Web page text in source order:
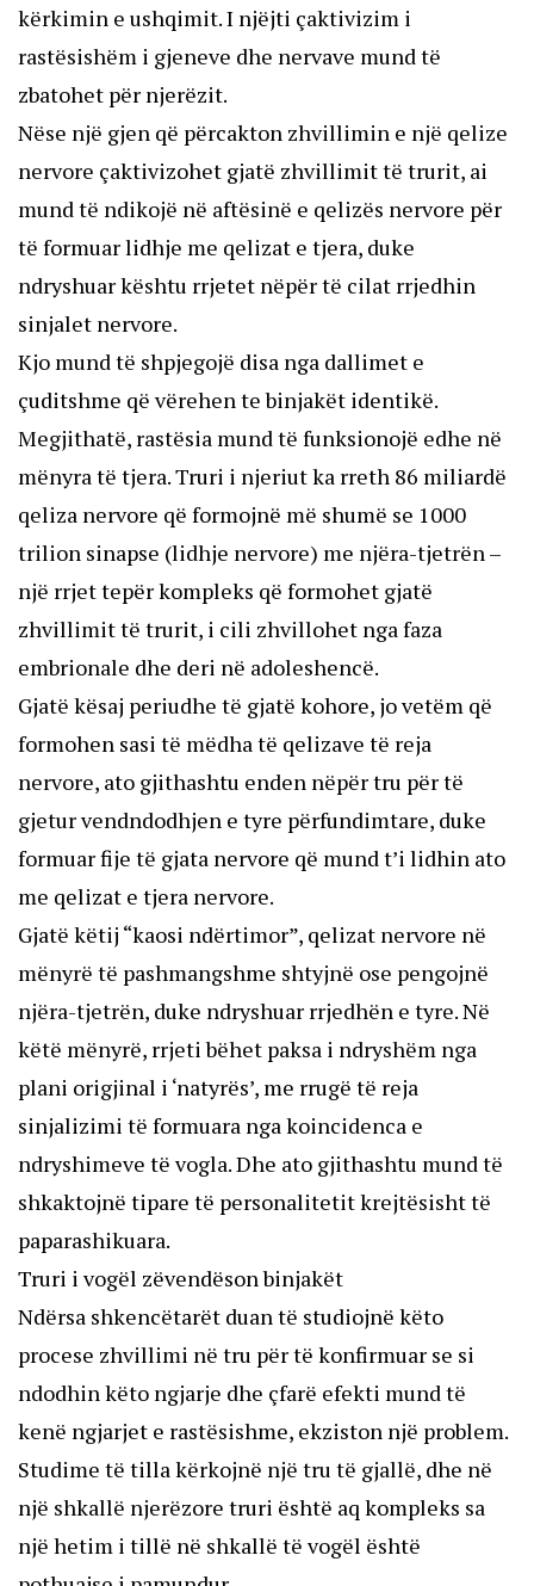
kërkimin e ushqimit. I njëjti çaktivizim i
rastësishëm i gjeneve dhe nervave mund të
zbatohet për njerëzit.
Nëse një gjen që përcakton zhvillimin e një qelize
nervore çaktivizohet gjatë zhvillimit të trurit, ai
mund të ndikojë në aftësinë e qelizës nervore për
të formuar lidhje me qelizat e tjera, duke
ndryshuar kështu rrjetet nëpër të cilat rrjedhin
sinjalet nervore.
Kjo mund të shpjegojë disa nga dallimet e
çuditshme që vërehen te binjakët identikë.
Megjithatë, rastësia mund të funksionojë edhe në
mënyra të tjera. Truri i njeriut ka rreth 86 miliardë
qeliza nervore që formojnë më shumë se 1000
trilion sinapse (lidhje nervore) me njëra-tjetrën –
një rrjet tepër kompleks që formohet gjatë
zhvillimit të trurit, i cili zhvillohet nga faza
embrionale dhe deri në adoleshencë.
Gjatë kësaj periudhe të gjatë kohore, jo vetëm që
formohen sasi të mëdha të qelizave të reja
nervore, ato gjithashtu enden nëpër tru për të
gjetur vendndodhjen e tyre përfundimtare, duke
formuar fije të gjata nervore që mund t’i lidhin ato
me qelizat e tjera nervore.
Gjatë këtij “kaosi ndërtimor”, qelizat nervore në
mënyrë të pashmangshme shtyjnë ose pengojnë
njëra-tjetrën, duke ndryshuar rrjedhën e tyre. Në
këtë mënyrë, rrjeti bëhet paksa i ndryshëm nga
plani origjinal i ‘natyrës’, me rrugë të reja
sinjalizimi të formuara nga koincidenca e
ndryshimeve të vogla. Dhe ato gjithashtu mund të
shkaktojnë tipare të personalitetit krejtësisht të
paparashikuara.
Truri i vogël zëvendëson binjakët
Ndërsa shkencëtarët duan të studiojnë këto
procese zhvillimi në tru për të konfirmuar se si
ndodhin këto ngjarje dhe çfarë efekti mund të
kenë ngjarjet e rastësishme, ekziston një problem.
Studime të tilla kërkojnë një tru të gjallë, dhe në
një shkallë njerëzore truri është aq kompleks sa
një hetim i tillë në shkallë të vogël është